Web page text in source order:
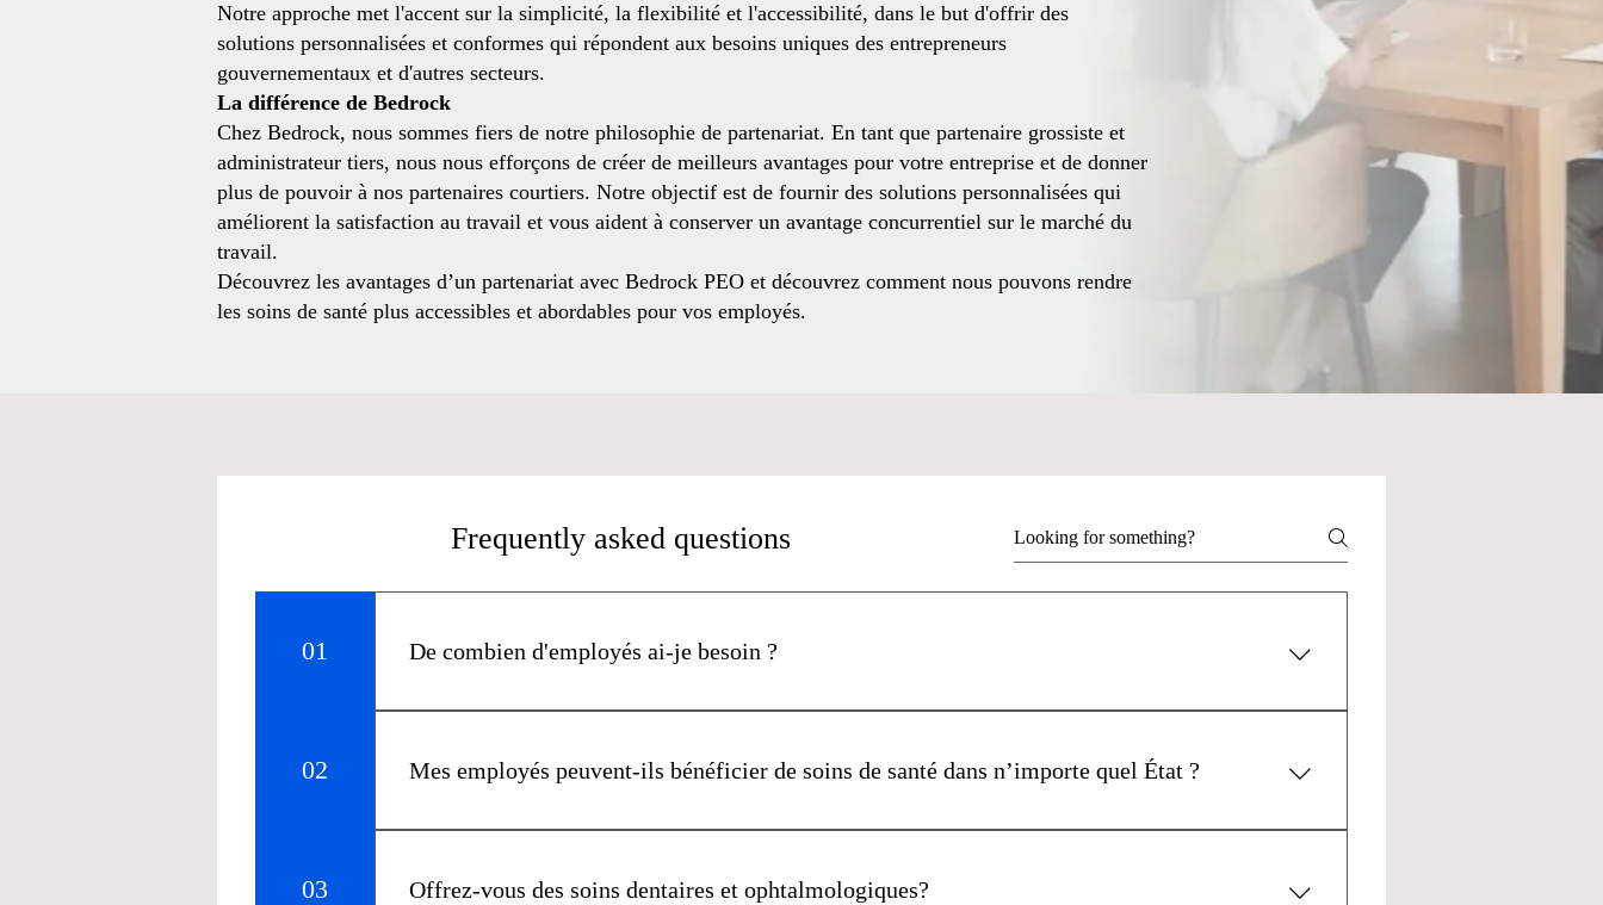
Notre approche met l'accent sur la simplicité, la flexibilité et l'accessibilité, dans le but d'offrir des
solutions personnalisées et conformes qui répondent aux besoins uniques des entrepreneurs
gouvernementaux et d'autres secteurs.
La différence de Bedrock
Chez Bedrock, nous sommes fiers de notre philosophie de partenariat. En tant que partenaire grossiste et
administrateur tiers, nous nous efforçons de créer de meilleurs avantages pour votre entreprise et de donner
plus de pouvoir à nos partenaires courtiers. Notre objectif est de fournir des solutions personnalisées qui
améliorent la satisfaction au travail et vous aident à conserver un avantage concurrentiel sur le marché du
travail.
Découvrez les avantages d’un partenariat avec Bedrock PEO et découvrez comment nous pouvons rendre
les soins de santé plus accessibles et abordables pour vos employés.
Frequently asked questions
01 De combien d'employés ai-je besoin ?
Les entreprises doivent avoir un minimum de 2 employés. (y compris les conjoints et les personnes à
02 Mes employés peuvent-ils bénéficier de soins de santé dans n’importe quel État ?
Les employés peuvent être situés n'importe où aux États-Unis, il n'y a aucune restriction d'État
03 Offrez-vous des soins dentaires et ophtalmologiques?